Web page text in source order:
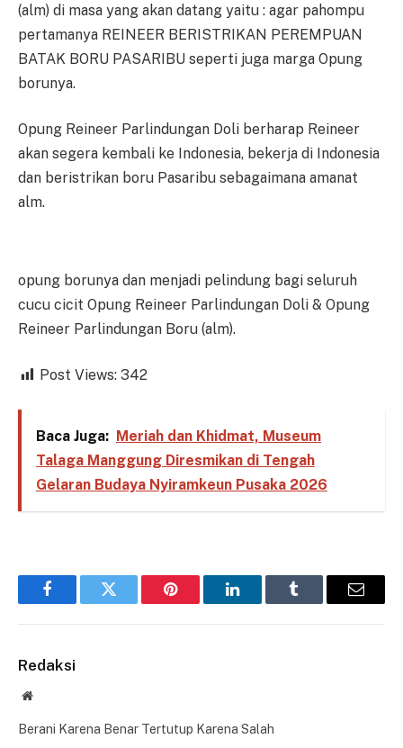
(alm) di masa yang akan datang yaitu : agar pahompu
pertamanya REINEER BERISTRIKAN PEREMPUAN
BATAK BORU PASARIBU seperti juga marga Opung
borunya.
Opung Reineer Parlindungan Doli berharap Reineer
akan segera kembali ke Indonesia, bekerja di Indonesia
dan beristrikan boru Pasaribu sebagaimana amanat
alm.
opung borunya dan menjadi pelindung bagi seluruh
cucu cicit Opung Reineer Parlindungan Doli & Opung
Reineer Parlindungan Boru (alm).
Post Views: 342
Baca Juga: Meriah dan Khidmat, Museum
Talaga Manggung Diresmikan di Tengah
Gelaran Budaya Nyiramkeun Pusaka 2026
FacebookTwitter Pinterest LinkedInTumblr Email
Redaksi
Website
Berani Karena Benar Tertutup Karena Salah